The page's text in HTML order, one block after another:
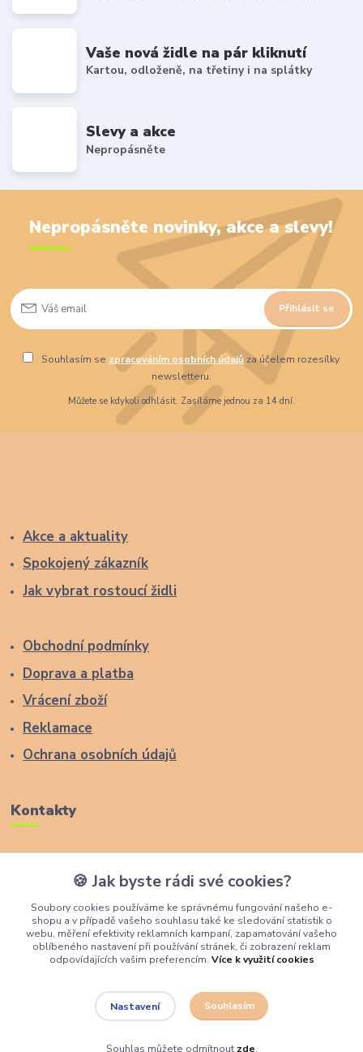
Vaše nová židle na pár kliknutí
Kartou, odloženě, na třetiny i na splátky
Slevy a akce
Nepropásněte
Nepropásněte novinky, akce a slevy!
Přihlásit se
Souhlasím se zpracováním osobních údajů za účelem rozesílky
newsletteru.
Můžete se kdykoli odhlásit. Zasíláme jednou za 14 dní.
Akce a aktuality
Spokojený zákazník
Jak vybrat rostoucí židli
Obchodní podmínky
Doprava a platba
Vrácení zboží
Reklamace
Ochrana osobních údajů
Kontakty
+420 774 291 043
info@rostouci-zidle.cz
🍪 Jak byste rádi své cookies?
Soubory cookies používáme ke správnému fungování našeho e-
shopu a v případě vašeho souhlasu také ke sledování statistik o
webu, měření efektivity reklamních kampaní, zapamatování vašeho
oblíbeného nastavení při používání stránek, či zobrazení reklam
odpovídajících vašim preferencím. Více k využití cookies
Nastavení Souhlasím
Souhlas můžete odmítnout zde.